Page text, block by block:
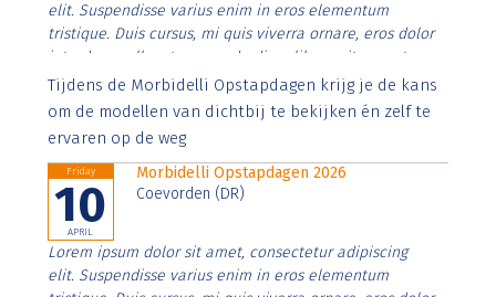
elit. Suspendisse varius enim in eros elementum
tristique. Duis cursus, mi quis viverra ornare, eros dolor
interdum nulla, ut commodo diam libero vitae erat.
Aenean faucibus nibh et justo cursus id rutrum lorem
imperdiet. Nunc ut sem vitae risus tristique posuere.
Tijdens de Morbidelli Opstapdagen krijg je de kans
om de modellen van dichtbij te bekijken én zelf te
ervaren op de weg
Friday
10
APRIL
Morbidelli Opstapdagen 2026
Coevorden (DR)
Lorem ipsum dolor sit amet, consectetur adipiscing
elit. Suspendisse varius enim in eros elementum